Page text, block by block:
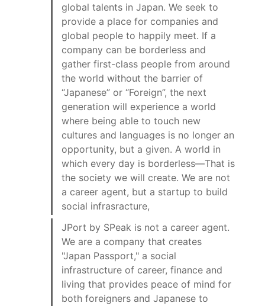
global talents in Japan. We seek to
provide a place for companies and
global people to happily meet. If a
company can be borderless and
gather first-class people from around
the world without the barrier of
“Japanese” or “Foreign”, the next
generation will experience a world
where being able to touch new
cultures and languages is no longer an
opportunity, but a given. A world in
which every day is borderless—That is
the society we will create. We are not
a career agent, but a startup to build
social infrasracture,
JPort by SPeak is not a career agent.
We are a company that creates
"Japan Passport," a social
infrastructure of career, finance and
living that provides peace of mind for
both foreigners and Japanese to